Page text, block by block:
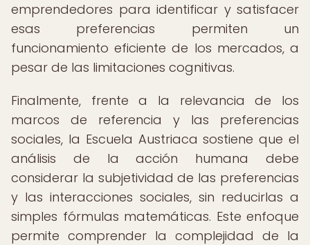
emprendedores para identificar y satisfacer
esas preferencias permiten un
funcionamiento eficiente de los mercados, a
pesar de las limitaciones cognitivas.
Finalmente, frente a la relevancia de los
marcos de referencia y las preferencias
sociales, la Escuela Austriaca sostiene que el
análisis de la acción humana debe
considerar la subjetividad de las preferencias
y las interacciones sociales, sin reducirlas a
simples fórmulas matemáticas. Este enfoque
permite comprender la complejidad de la